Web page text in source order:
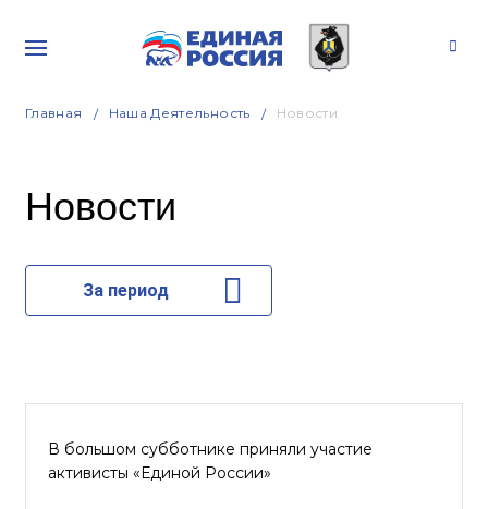
Главная Наша Деятельность Новости
Новости
За период
В большом субботнике приняли участие
активисты «Единой России»